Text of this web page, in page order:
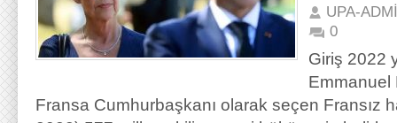
UPA-
0
Giriş 2022
Emmanuel
Fransa Cumhurbaşkanı olarak seçen Fransız